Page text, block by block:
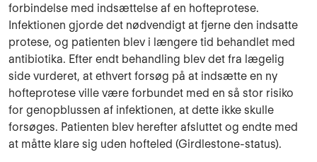
forbindelse med indsættelse af en hofteprotese.
Infektionen gjorde det nødvendigt at fjerne den indsatte
protese, og patienten blev i længere tid behandlet med
antibiotika. Efter endt behandling blev det fra lægelig
side vurderet, at ethvert forsøg på at indsætte en ny
hofteprotese ville være forbundet med en så stor risiko
for genopblussen af infektionen, at dette ikke skulle
forsøges. Patienten blev herefter afsluttet og endte med
at måtte klare sig uden hofteled (Girdlestone-status).